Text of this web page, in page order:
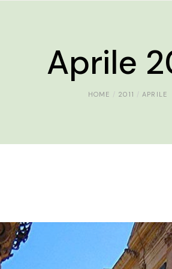
Aprile
HOME 2011 APRILE